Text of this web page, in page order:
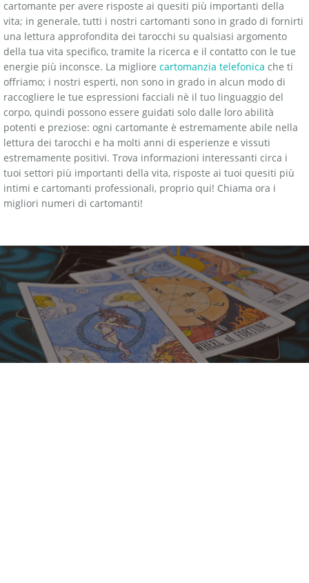
cartomante per avere risposte ai quesiti più importanti della
vita; in generale, tutti i nostri cartomanti sono in grado di fornirti
una lettura approfondita dei tarocchi su qualsiasi argomento
della tua vita specifico, tramite la ricerca e il contatto con le tue
energie più inconsce. La migliore cartomanzia telefonica che ti
offriamo; i nostri esperti, non sono in grado in alcun modo di
raccogliere le tue espressioni facciali nè il tuo linguaggio del
corpo, quindi possono essere guidati solo dalle loro abilità
potenti e preziose: ogni cartomante è estremamente abile nella
lettura dei tarocchi e ha molti anni di esperienze e vissuti
estremamente positivi. Trova informazioni interessanti circa i
tuoi settori più importanti della vita, risposte ai tuoi quesiti più
intimi e cartomanti professionali, proprio qui! Chiama ora i
migliori numeri di cartomanti!